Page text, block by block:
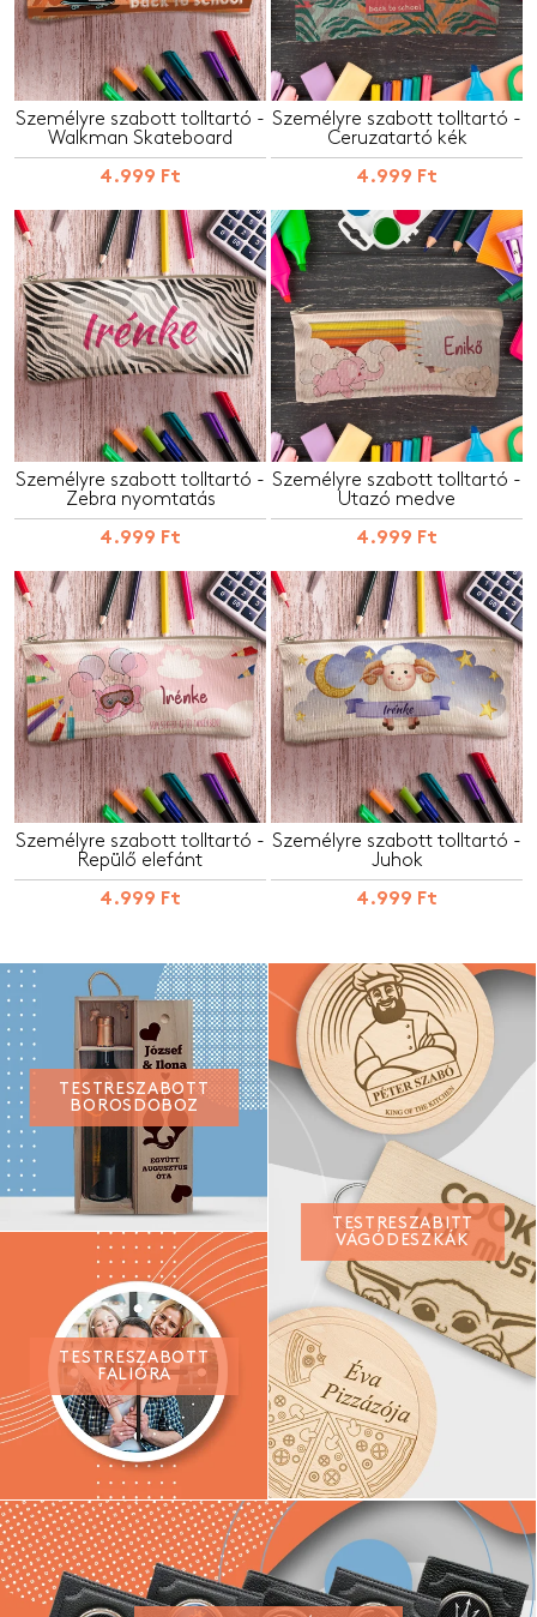
Személyre szabott tolltartó -
Walkman Skateboard
4.999 Ft
Személyre szabott tolltartó -
Ceruzatartó kék
4.999 Ft
Személyre szabott tolltartó -
Zebra nyomtatás
4.999 Ft
Személyre szabott tolltartó -
Utazó medve
4.999 Ft
Személyre szabott tolltartó -
Repülő elefánt
4.999 Ft
Személyre szabott tolltartó -
Juhok
4.999 Ft
TESTRESZABOTT
BOROSDOBOZ
TESTRESZABITT
VÁGÓDESZKÁK
TESTRESZABOTT
FALIÓRA